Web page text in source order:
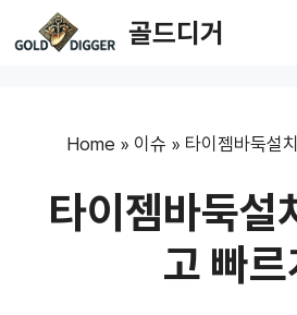
to
골드디거
Home » 이슈 » 타이젬바둑설
타이젬바둑설
고 빠르